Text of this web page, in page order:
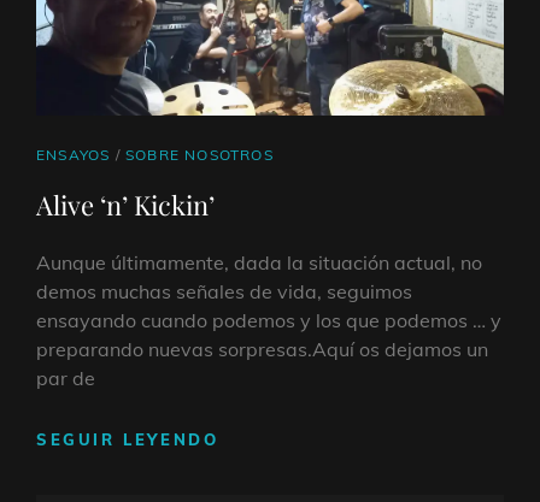
ENLACES
CATEGORÍAS
ENSAYOS /SOBRE NOSOTROS
Alive ‘n’ Kickin’
Aunque últimamente, dada la situación actual, no
demos muchas señales de vida, seguimos
ensayando cuando podemos y los que podemos … y
preparando nuevas sorpresas.Aquí os dejamos un
par de
SEGUIR LEYENDO